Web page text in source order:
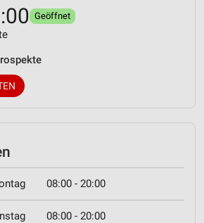
Geöffnet
08:00 - 20:00
08:00 - 20:00